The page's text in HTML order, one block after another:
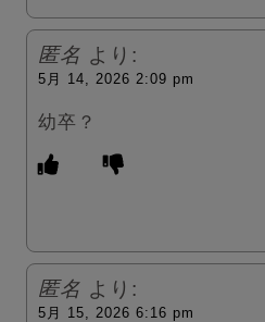
匿名 より:
5月 14, 2026 2:09 pm
幼卒？
匿名 より:
5月 15, 2026 6:16 pm